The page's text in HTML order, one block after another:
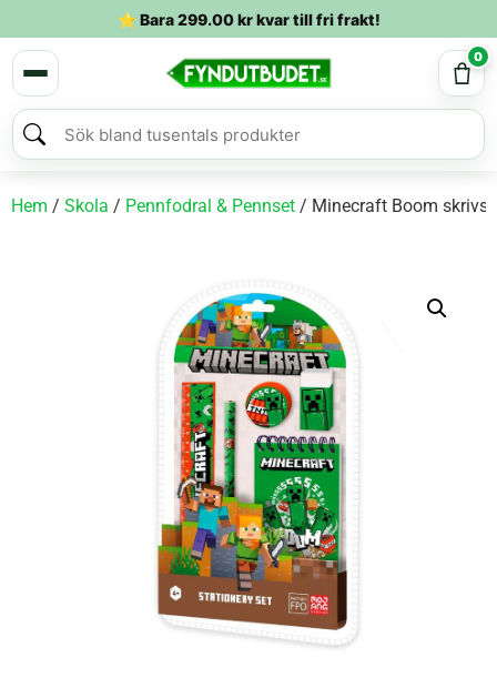
⭐ Bara299.00krkvar till fri frakt!
0
Hem / Skola / Pennfodral & Pennset / Minecraft Boom